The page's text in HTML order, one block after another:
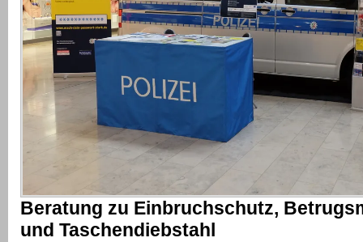
Beratung zu Einbruchschutz,
und Taschendiebstahl